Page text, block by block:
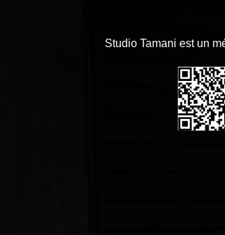
Studio Tamani est un